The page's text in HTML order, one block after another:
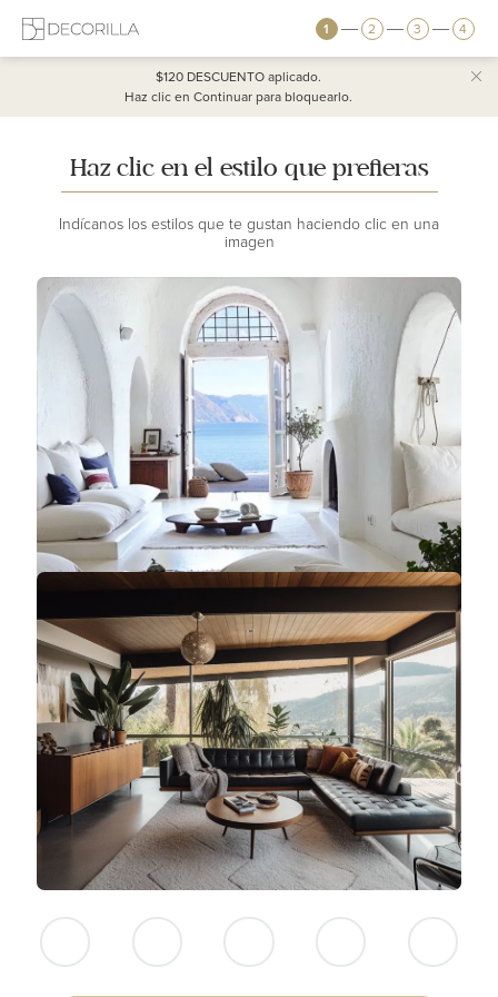
1 2 3 4
$120 DESCUENTOaplicado.
Haz clic en Continuar para bloquearlo.
Haz clic en el estilo que prefieras
Indícanos los estilos que te gustan haciendo clic en una
imagen
NINGUNO